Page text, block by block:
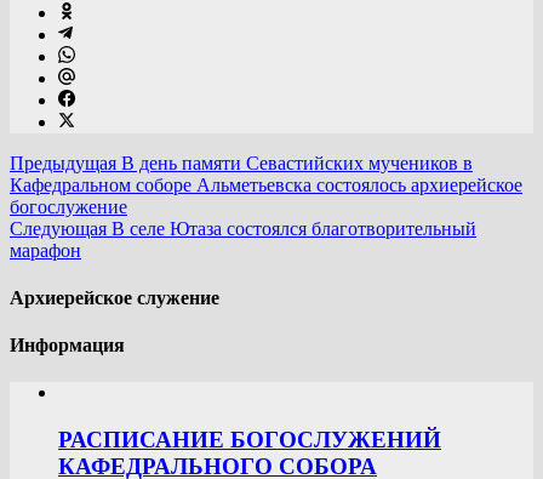
Предыдущая В день памяти Севастийских мучеников в
Кафедральном соборе Альметьевска состоялось архиерейское
богослужение
Следующая В селе Ютаза состоялся благотворительный
марафон
Архиерейское служение
Информация
РАСПИСАНИЕ БОГОСЛУЖЕНИЙ
КАФЕДРАЛЬНОГО СОБОРА